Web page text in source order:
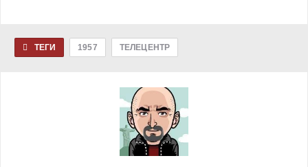
ТЕГИ 1957 ТЕЛЕЦЕНТР